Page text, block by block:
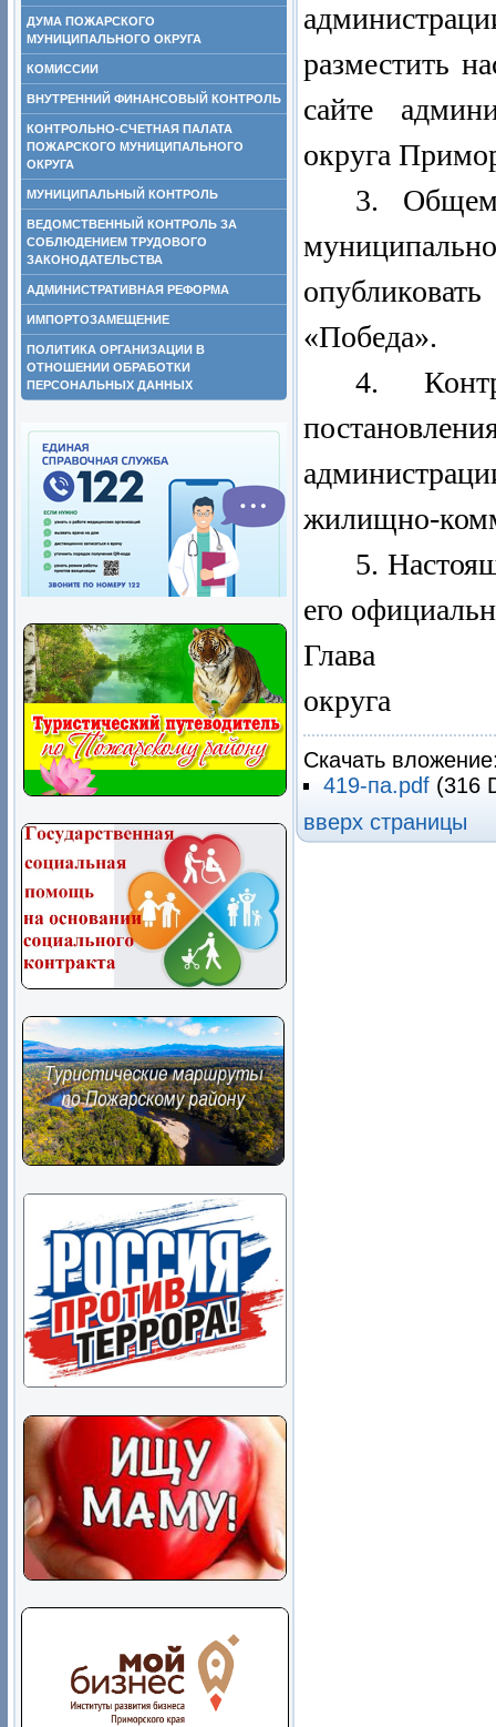
ДУМА ПОЖАРСКОГО
МУНИЦИПАЛЬНОГО ОКРУГА
КОМИССИИ
ВНУТРЕННИЙ ФИНАНСОВЫЙ КОНТРОЛЬ
КОНТРОЛЬНО-СЧЕТНАЯ ПАЛАТА
ПОЖАРСКОГО МУНИЦИПАЛЬНОГО
ОКРУГА
МУНИЦИПАЛЬНЫЙ КОНТРОЛЬ
ВЕДОМСТВЕННЫЙ КОНТРОЛЬ ЗА
СОБЛЮДЕНИЕМ ТРУДОВОГО
ЗАКОНОДАТЕЛЬСТВА
АДМИНИСТРАТИВНАЯ РЕФОРМА
ИМПОРТОЗАМЕЩЕНИЕ
ПОЛИТИКА ОРГАНИЗАЦИИ В
ОТНОШЕНИИ ОБРАБОТКИ
ПЕРСОНАЛЬНЫХ ДАННЫХ
разместить
сайте
округа
3.
«Победа».
4.
жилищно-
5.
его
Глава
Скачать
419-па.pdf (316
вверх страницы